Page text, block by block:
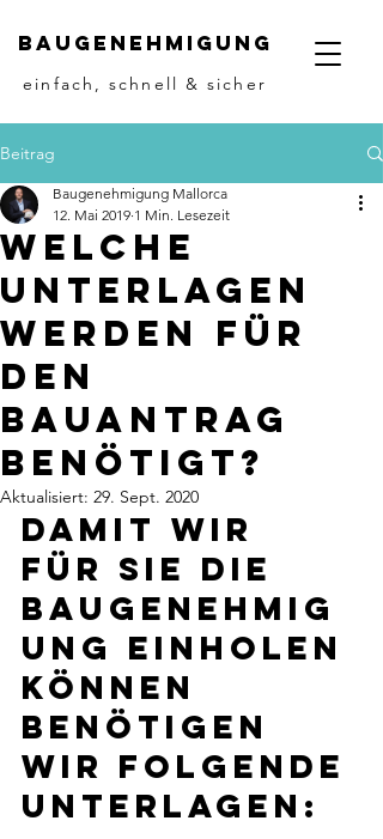
Baugenehmigung
einfach, schnell & sicher
Beitrag
Welche
Unterlagen
werden für
den
Bauantrag
benötigt?
Baugenehmigung Mallorca
12. Mai 2019 1 Min. Lesezeit
Aktualisiert: 29. Sept. 2020
Damit wir
für Sie die
Baugenehmig
ung einholen
können
benötigen
wir folgende
Unterlagen: